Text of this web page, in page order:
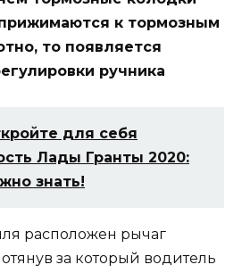
к тормозным
то появляется
ручника
для себя
Лады Гранты 2020:
знать!
расположен рычаг
за который водитель